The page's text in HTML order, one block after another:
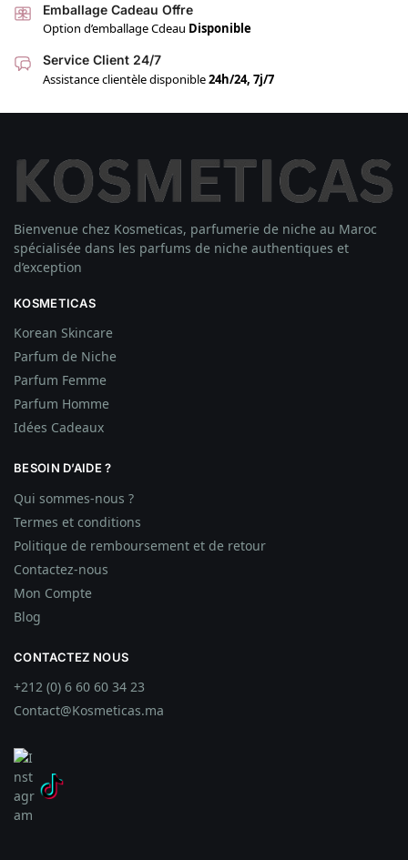
Emballage Cadeau Offre
Option d’emballage Cdeau Disponible
Service Client 24/7
Assistance clientèle disponible24h/24, 7j/7
Bienvenue chez Kosmeticas, parfumerie de niche au Maroc
spécialisée dans les parfums de niche authentiques et
d’exception
KOSMETICAS
Korean Skincare
Parfum de Niche
Parfum Femme
Parfum Homme
Idées Cadeaux
BESOIN D’AIDE ?
Qui sommes-nous ?
Termes et conditions
Politique de remboursement et de retour
Contactez-nous
Mon Compte
Blog
CONTACTEZ NOUS
+212 (0) 6 60 60 34 23
Contact@Kosmeticas.ma